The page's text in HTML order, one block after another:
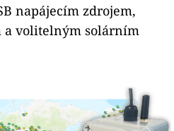
napájecím zdrojem,
volitelným solárním